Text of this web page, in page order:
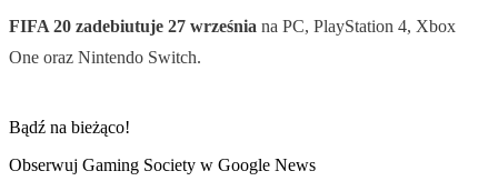
FIFA 20 zadebiutuje 27 września na PC, PlayStation 4, Xbox
One oraz Nintendo Switch.
Bądź na bieżąco!
Obserwuj Gaming Society w Google News